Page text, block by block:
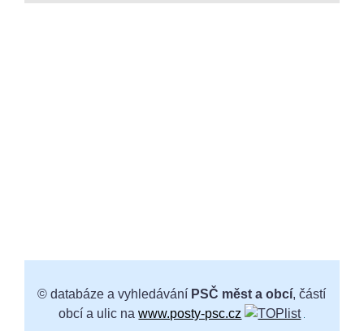
© databáze a vyhledávání PSČ měst a obcí, částí
obcí a ulic nawww.posty-psc.cz